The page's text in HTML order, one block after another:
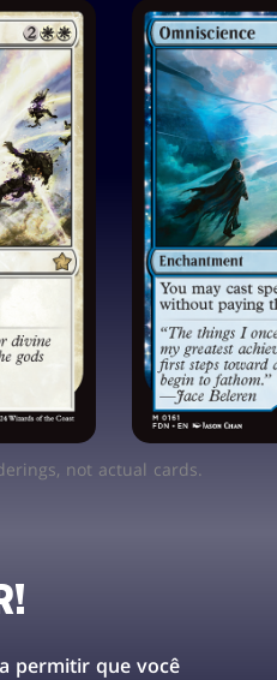
not actual cards.
permitir que você